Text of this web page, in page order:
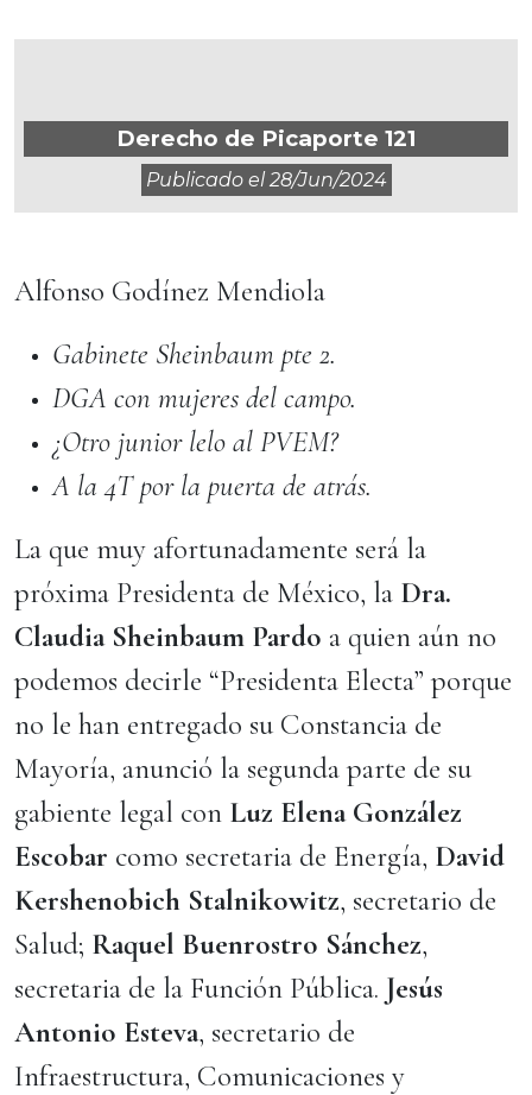
Derecho de Picaporte 121
Publicado el28/jun/2024
Alfonso Godínez Mendiola
Gabinete Sheinbaum pte 2.
DGA con mujeres del campo.
¿Otro junior lelo al PVEM?
A la 4T por la puerta de atrás.
La que muy afortunadamente será la
próxima Presidenta de México, la Dra.
Claudia Sheinbaum Pardo a quien aún no
podemos decirle “Presidenta Electa” porque
no le han entregado su Constancia de
Mayoría, anunció la segunda parte de su
gabiente legal con Luz Elena González
Escobar como secretaria de Energía, David
Kershenobich Stalnikowitz, secretario de
Salud; Raquel Buenrostro Sánchez,
secretaria de la Función Pública. Jesús
Antonio Esteva, secretario de
Infraestructura, Comunicaciones y